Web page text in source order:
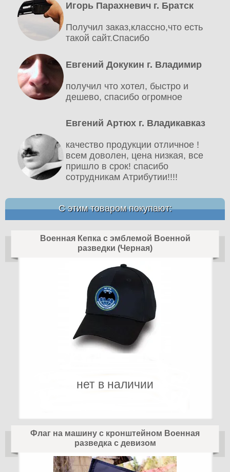
Игорь Парахневич г. Братск
Получил заказ,классно,что есть
такой сайт.Спасибо
Евгений Докукин г. Владимир
получил что хотел, быстро и
дешево, спасибо огромное
Евгений Артюх г. Владикавказ
качество продукции отличное !
всем доволен, цена низкая, все
пришло в срок! спасибо
сотрудникам Атрибутии!!!!
С этим товаром покупают:
Военная Кепка с эмблемой Военной
разведки (Черная)
нет в наличии
Флаг на машину с кронштейном Военная
разведка с девизом